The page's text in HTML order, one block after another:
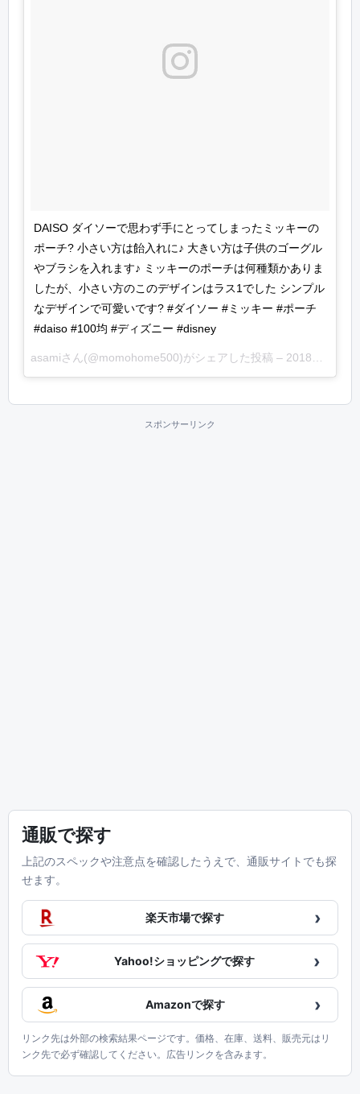
DAISO ダイソーで思わず手にとってしまったミッキーの
ポーチ? 小さい方は飴入れに♪ 大きい方は子供のゴーグル
やブラシを入れます♪ ミッキーのポーチは何種類かありま
したが、小さい方のこのデザインはラス1でした シンプル
なデザインで可愛いです? #ダイソー #ミッキー #ポーチ
#daiso #100均 #ディズニー #disney
asamiさん(@momohome500)がシェアした投稿 – 2018年 5月月21日午後8時41分PDT
スポンサーリンク
通販で探す
上記のスペックや注意点を確認したうえで、通販サイトでも探
せます。
楽天市場で探す ›
Yahoo!ショッピングで探す ›
Amazonで探す ›
リンク先は外部の検索結果ページです。価格、在庫、送料、販売元はリ
ンク先で必ず確認してください。広告リンクを含みます。